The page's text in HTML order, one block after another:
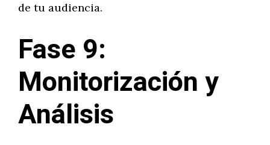
de tu audiencia.
Fase 9:
Monitorización y
Análisis